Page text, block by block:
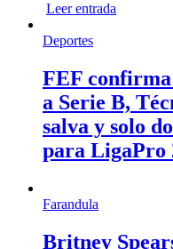
Leer entrada
Deportes
FEF
a Serie B,
salva y solo
para LigaPro
Farandula
Britney